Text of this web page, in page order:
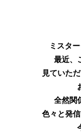
ミスタ
最近、
見ていた
全然関
色々と発